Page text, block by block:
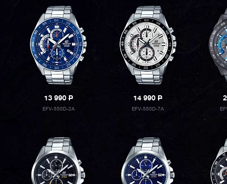
13 990P
EFV-550D-2A
14 990P
EFV-550D-7A